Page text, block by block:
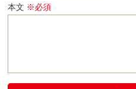
本文 ※必須